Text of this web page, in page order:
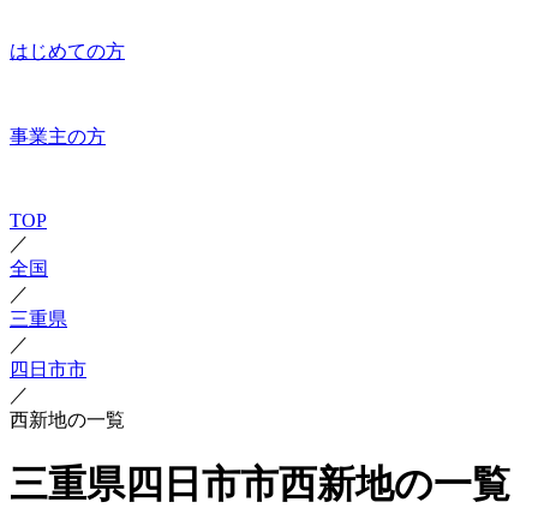
はじめての方
事業主の方
TOP
／
全国
／
三重県
／
四日市市
／
西新地の一覧
三重県四日市市西新地の一覧